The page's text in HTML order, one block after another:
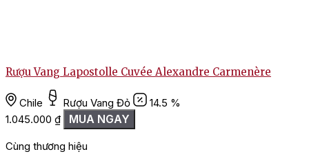
Rượu Vang Lapostolle Cuvée Alexandre Carmenère
Chile Rượu Vang Đỏ
14.5 %
1.045.000 ₫ MUA NGAY
Cùng thương hiệu